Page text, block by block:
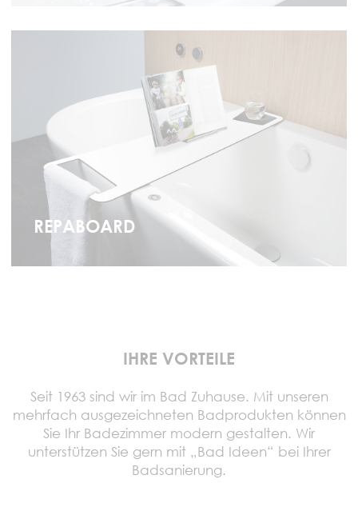
REPABOARD
IHRE VORTEILE
Seit 1963 sind wir im Bad Zuhause. Mit unseren
mehrfach ausgezeichneten Badprodukten können
Sie Ihr Badezimmer modern gestalten. Wir
unterstützen Sie gern mit „Bad Ideen“ bei Ihrer
Badsanierung.